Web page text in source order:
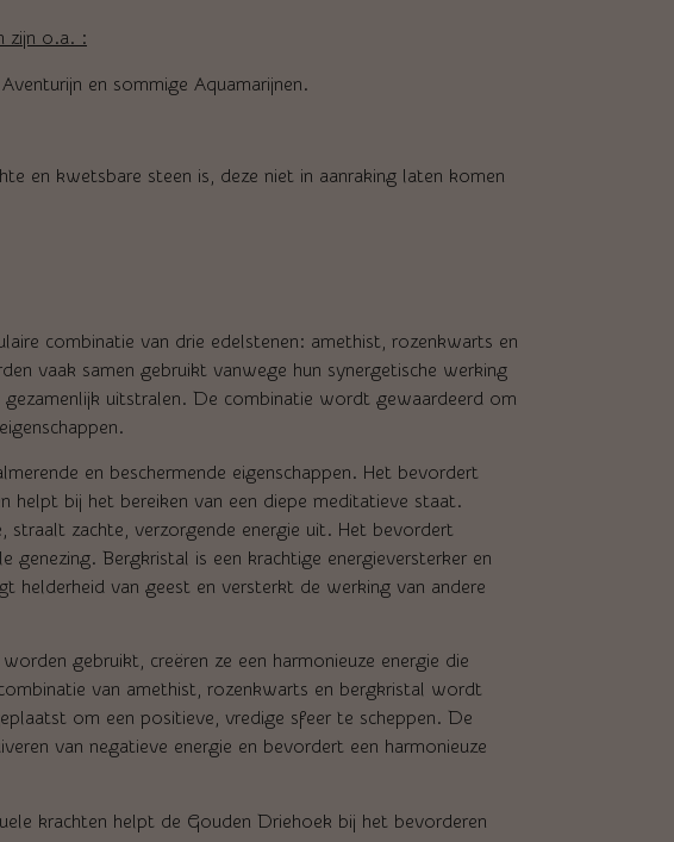
zijn o.a. :
en sommige Aquamarijnen.
en kwetsbare steen is, deze niet in aanraking laten komen
combinatie van drie edelstenen: amethist, rozenkwarts en
vaak samen gebruikt vanwege hun synergetische werking
gezamenlijk uitstralen. De combinatie wordt gewaardeerd om
en beschermende eigenschappen. Het bevordert
helpt bij het bereiken van een diepe meditatieve staat.
straalt zachte, verzorgende energie uit. Het bevordert
genezing. Bergkristal is een krachtige energieversterker en
helderheid van geest en versterkt de werking van andere
gebruikt, creëren ze een harmonieuze energie die
van amethist, rozenkwarts en bergkristal wordt
om een positieve, vredige sfeer te scheppen. De
van negatieve energie en bevordert een harmonieuze
krachten helpt de Gouden Driehoek bij het bevorderen